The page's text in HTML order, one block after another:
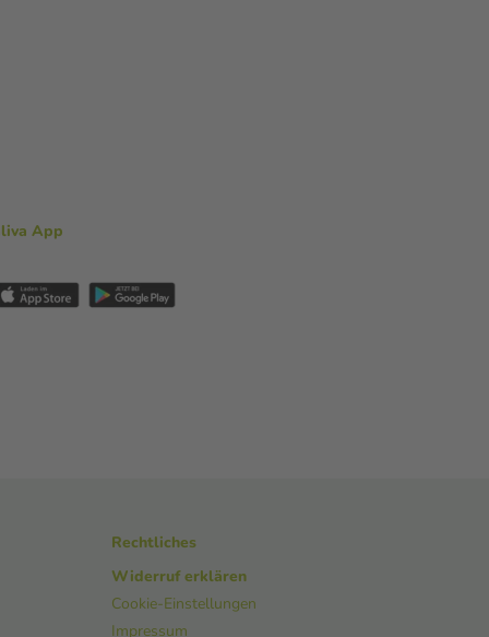
App
Rechtliches
Widerruf erklären
Cookie-Einstellungen
Impressum